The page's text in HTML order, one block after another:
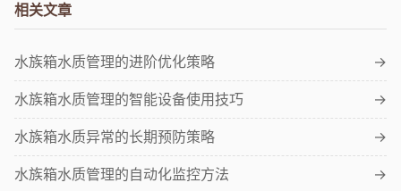
相关文章
水族箱水质管理的进阶优化策略 →
水族箱水质管理的智能设备使用技巧 →
水族箱水质异常的长期预防策略 →
水族箱水质管理的自动化监控方法 →